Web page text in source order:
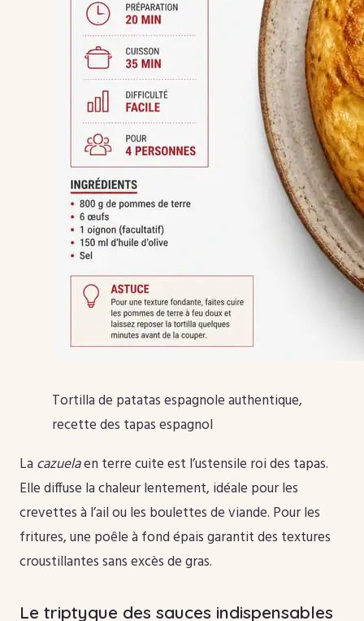
Tortilla de patatas espagnole authentique,
recette des tapas espagnol
La cazuelaen terre cuite est l’ustensile roi des tapas.
Elle diffuse la chaleur lentement, idéale pour les
crevettes à l’ail ou les boulettes de viande. Pour les
fritures, une poêle à fond épais garantit des textures
croustillantes sans excès de gras.
Le triptyque des sauces indispensables